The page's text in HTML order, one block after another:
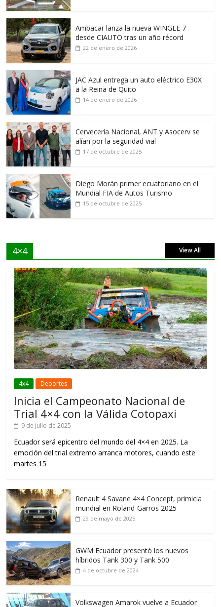
Ambacar lanza la nueva WINGLE 7
desde CIAUTO tras un año récord
22 de enero de 2026
JAC Azul entrega un auto eléctrico E30X
a la Reina de Quito
14 de enero de 2026
Cervecería Nacional, ANT y Asocerv se
alían por la seguridad vial
17 de octubre de 2025
Diego Morán primer ecuatoriano en el
Mundial FIA de Autos Turismo
15 de octubre de 2025
4×4 View All
4x4 Deportes
Inicia el Campeonato Nacional de
Trial 4×4 con la Válida Cotopaxi
9 de julio de 2025
Ecuador será epicentro del mundo del 4×4 en 2025. La
emoción del trial extremo arranca motores, cuando este
martes 15
Renault 4 Savane 4×4 Concept, primicia
mundial en Roland-Garros 2025
29 de mayo de 2025
GWM Ecuador presentó los nuevos
híbridos Tank 300 y Tank 500
4 de octubre de 2024
Volkswagen Amarok vuelve a Ecuador